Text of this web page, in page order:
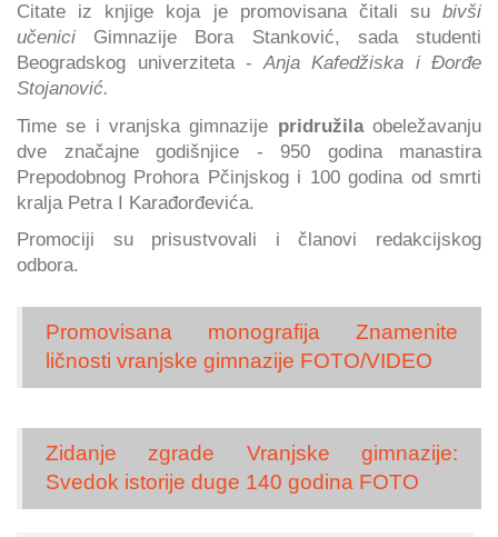
Citate iz knjige koja je promovisana čitali su bivši
učenici Gimnazije Bora Stanković, sada studenti
Beogradskog univerziteta - Anja Kafedžiska i Đorđe
Stojanović.
Time se i vranjska gimnazije pridružilaobeležavanju
dve značajne godišnjice - 950 godina manastira
Prepodobnog Prohora Pčinjskog i 100 godina od smrti
kralja Petra I Karađorđevića.
Promociji su prisustvovali i članovi redakcijskog
odbora.
Promovisana monografija Znamenite
ličnosti vranjske gimnazije FOTO/VIDEO
Zidanje zgrade Vranjske gimnazije:
Svedok istorije duge 140 godina FOTO